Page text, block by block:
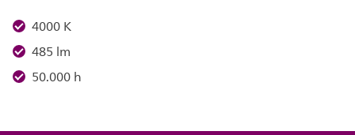
4000 K
485 lm
50.000 h